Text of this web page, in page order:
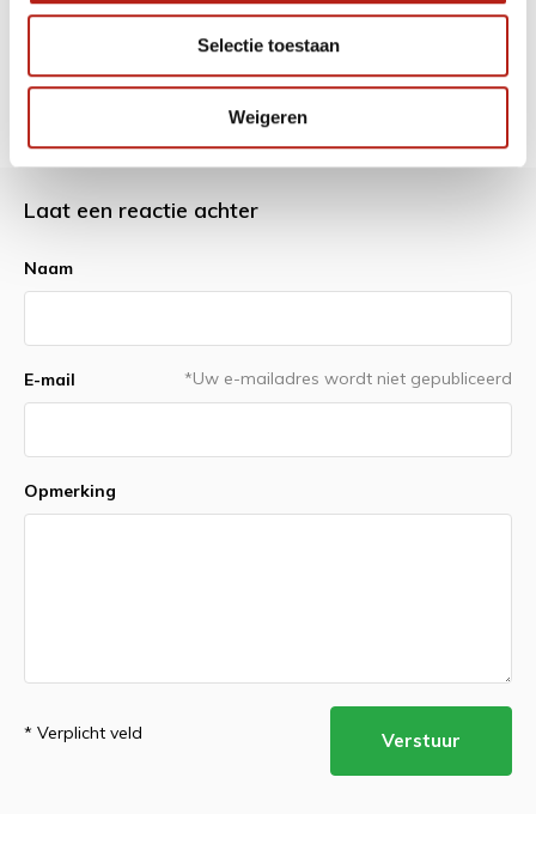
Selectie toestaan
Weigeren
Laat een reactie achter
Naam
E-mail *Uw e-mailadres wordt niet gepubliceerd
Opmerking
* Verplicht veld Verstuur